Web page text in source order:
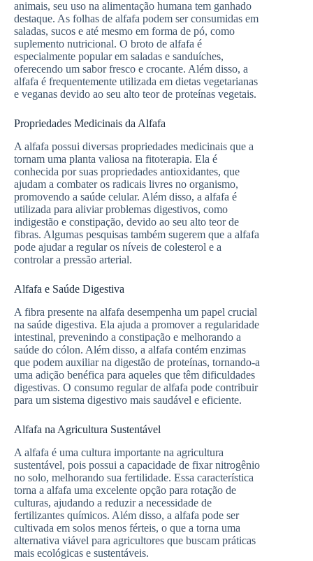
animais, seu uso na alimentação humana tem ganhado
destaque. As folhas de alfafa podem ser consumidas em
saladas, sucos e até mesmo em forma de pó, como
suplemento nutricional. O broto de alfafa é
especialmente popular em saladas e sanduíches,
oferecendo um sabor fresco e crocante. Além disso, a
alfafa é frequentemente utilizada em dietas vegetarianas
e veganas devido ao seu alto teor de proteínas vegetais.
Propriedades Medicinais da Alfafa
A alfafa possui diversas propriedades medicinais que a
tornam uma planta valiosa na fitoterapia. Ela é
conhecida por suas propriedades antioxidantes, que
ajudam a combater os radicais livres no organismo,
promovendo a saúde celular. Além disso, a alfafa é
utilizada para aliviar problemas digestivos, como
indigestão e constipação, devido ao seu alto teor de
fibras. Algumas pesquisas também sugerem que a alfafa
pode ajudar a regular os níveis de colesterol e a
controlar a pressão arterial.
Alfafa e Saúde Digestiva
A fibra presente na alfafa desempenha um papel crucial
na saúde digestiva. Ela ajuda a promover a regularidade
intestinal, prevenindo a constipação e melhorando a
saúde do cólon. Além disso, a alfafa contém enzimas
que podem auxiliar na digestão de proteínas, tornando-a
uma adição benéfica para aqueles que têm dificuldades
digestivas. O consumo regular de alfafa pode contribuir
para um sistema digestivo mais saudável e eficiente.
Alfafa na Agricultura Sustentável
A alfafa é uma cultura importante na agricultura
sustentável, pois possui a capacidade de fixar nitrogênio
no solo, melhorando sua fertilidade. Essa característica
torna a alfafa uma excelente opção para rotação de
culturas, ajudando a reduzir a necessidade de
fertilizantes químicos. Além disso, a alfafa pode ser
cultivada em solos menos férteis, o que a torna uma
alternativa viável para agricultores que buscam práticas
mais ecológicas e sustentáveis.